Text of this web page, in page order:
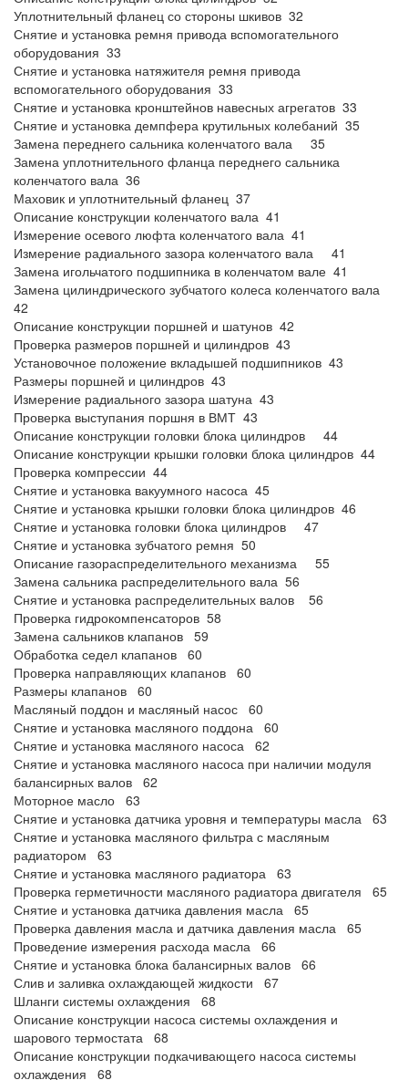
Уплотнительный фланец со стороны шкивов 32
Снятие и установка ремня привода вспомогательного
оборудования 33
Снятие и установка натяжителя ремня привода
вспомогательного оборудования 33
Снятие и установка кронштейнов навесных агрегатов 33
Снятие и установка демпфера крутильных колебаний 35
Замена переднего сальника коленчатого вала 35
Замена уплотнительного фланца переднего сальника
коленчатого вала 36
Маховик и уплотнительный фланец 37
Описание конструкции коленчатого вала 41
Измерение осевого люфта коленчатого вала 41
Измерение радиального зазора коленчатого вала 41
Замена игольчатого подшипника в коленчатом вале 41
Замена цилиндрического зубчатого колеса коленчатого вала
42
Описание конструкции поршней и шатунов 42
Проверка размеров поршней и цилиндров 43
Установочное положение вкладышей подшипников 43
Размеры поршней и цилиндров 43
Измерение радиального зазора шатуна 43
Проверка выступания поршня в ВМТ 43
Описание конструкции головки блока цилиндров 44
Описание конструкции крышки головки блока цилиндров 44
Проверка компрессии 44
Снятие и установка вакуумного насоса 45
Снятие и установка крышки головки блока цилиндров 46
Снятие и установка головки блока цилиндров 47
Снятие и установка зубчатого ремня 50
Описание газораспределительного механизма 55
Замена сальника распределительного вала 56
Снятие и установка распределительных валов 56
Проверка гидрокомпенсаторов 58
Замена сальников клапанов 59
Обработка седел клапанов 60
Проверка направляющих клапанов 60
Размеры клапанов 60
Масляный поддон и масляный насос 60
Снятие и установка масляного поддона 60
Снятие и установка масляного насоса 62
Снятие и установка масляного насоса при наличии модуля
балансирных валов 62
Моторное масло 63
Снятие и установка датчика уровня и температуры масла 63
Снятие и установка масляного фильтра с масляным
радиатором 63
Снятие и установка масляного радиатора 63
Проверка герметичности масляного радиатора двигателя 65
Снятие и установка датчика давления масла 65
Проверка давления масла и датчика давления масла 65
Проведение измерения расхода масла 66
Снятие и установка блока балансирных валов 66
Слив и заливка охлаждающей жидкости 67
Шланги системы охлаждения 68
Описание конструкции насоса системы охлаждения и
шарового термостата 68
Описание конструкции подкачивающего насоса системы
охлаждения 68